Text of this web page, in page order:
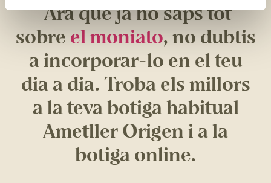
Ara que ja ho saps tot
sobre el moniato, no dubtis
a incorporar-lo en el teu
dia a dia. Troba els millors
a la teva botiga habitual
Ametller Origen i a la
botiga online.